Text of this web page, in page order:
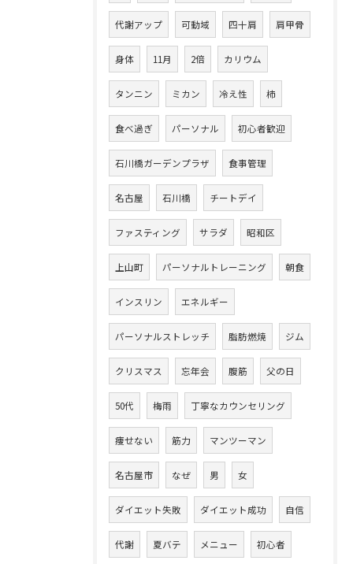
代謝アップ 可動域 四十肩 肩甲骨
身体 11月 2倍 カリウム
タンニン ミカン 冷え性 柿
食べ過ぎ パーソナル 初心者歓迎
石川橋ガーデンプラザ 食事管理
名古屋 石川橋 チートデイ
ファスティング サラダ 昭和区
上山町 パーソナルトレーニング 朝食
インスリン エネルギー
パーソナルストレッチ 脂肪燃焼 ジム
クリスマス 忘年会 腹筋 父の日
50代 梅雨 丁寧なカウンセリング
痩せない 筋力 マンツーマン
名古屋市 なぜ 男 女
ダイエット失敗 ダイエット成功 自信
代謝 夏バテ メニュー 初心者